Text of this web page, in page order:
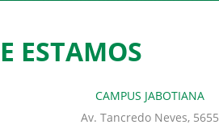
ESTAMOS
CAMPUS JABOTIANA
Av. Tancredo Neves, 5655